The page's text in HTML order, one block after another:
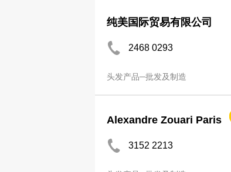
纯美国际贸易有限公司
2468 0293
头发产品─批发及制造
Alexandre Zouari Paris
3152 2213